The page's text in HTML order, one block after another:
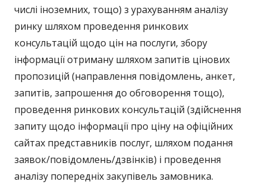
числі іноземних, тощо) з урахуванням аналізу
ринку шляхом проведення ринкових
консультацій щодо цін на послуги, збору
інформації отриману шляхом запитів цінових
пропозицій (направлення повідомлень, анкет,
запитів, запрошення до обговорення тощо),
проведення ринкових консультацій (здійснення
запиту щодо інформації про ціну на офіційних
сайтах представників послуг, шляхом подання
заявок/повідомлень/дзвінків) і проведення
аналізу попередніх закупівель замовника.